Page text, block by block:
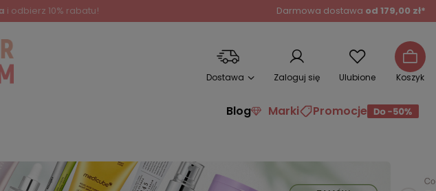
i odbierz 10% rabatu! Darmowa dostawa od 179,00 zł*
Dostawa Zaloguj się Ulubione Koszyk
Blog Marki Promocje